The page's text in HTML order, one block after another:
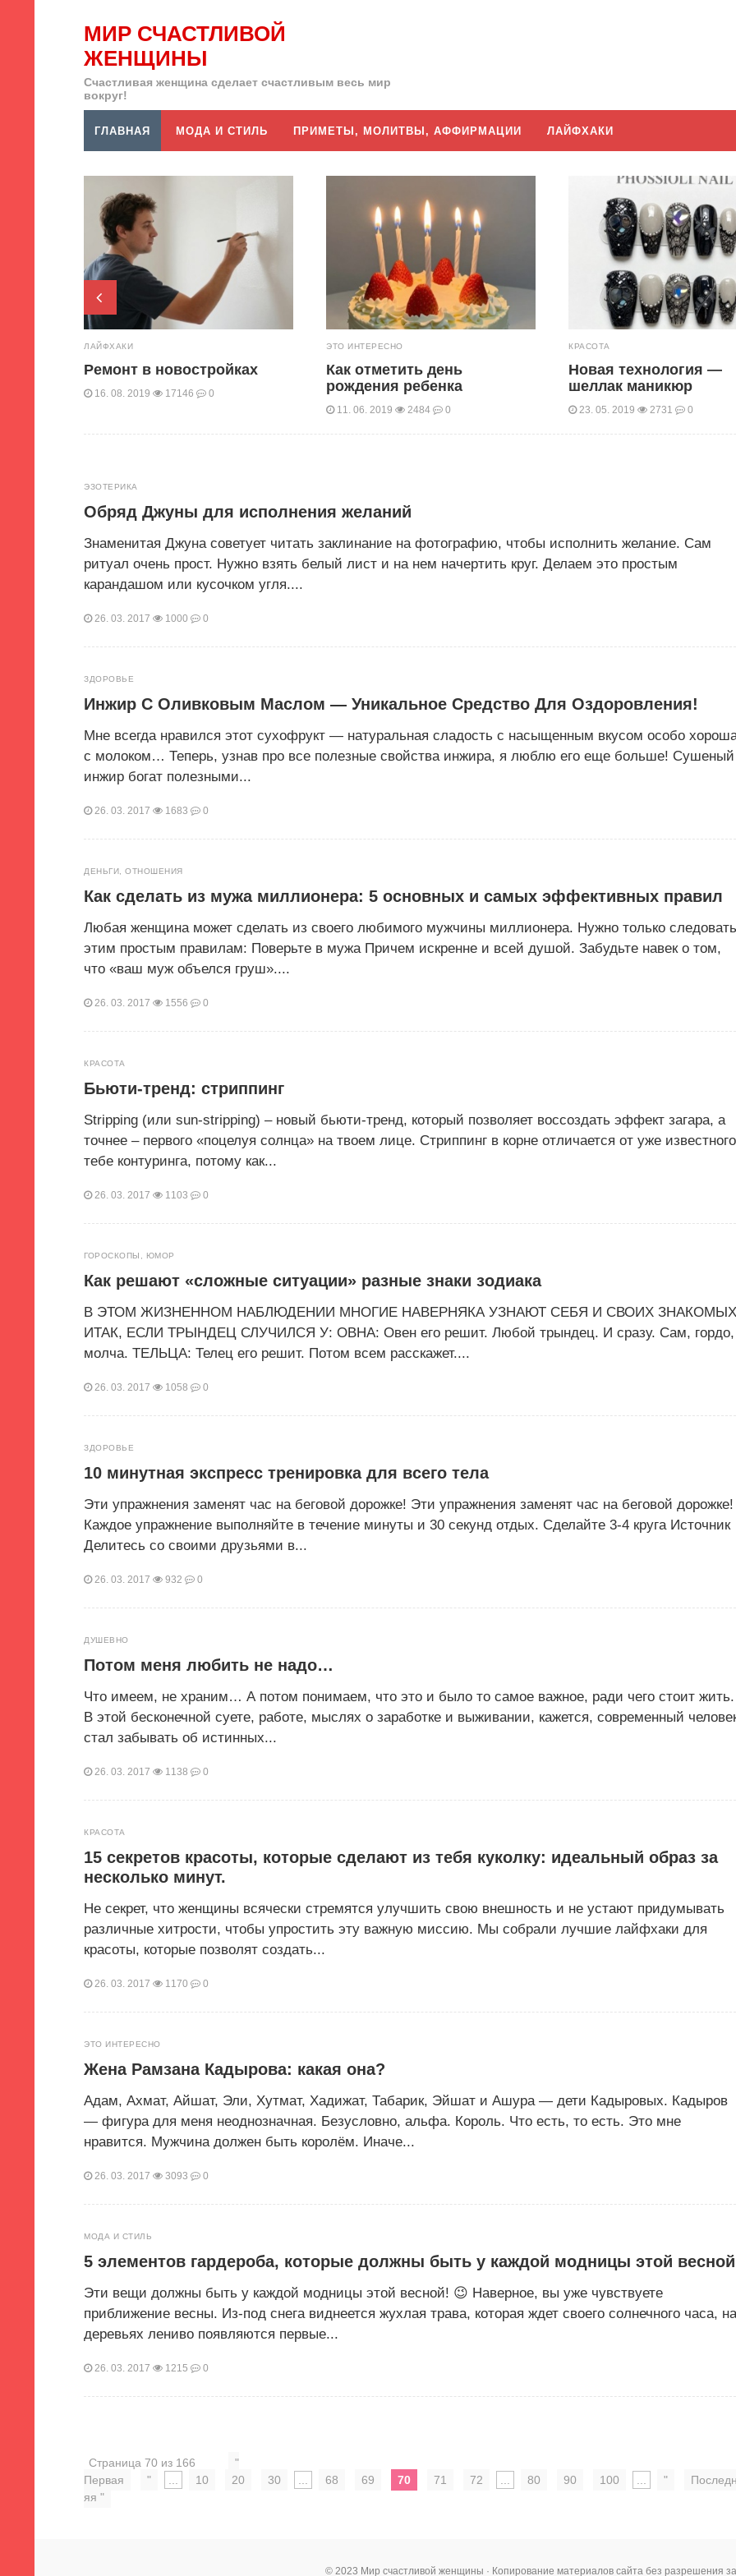
МИР СЧАСТЛИВОЙ
ЖЕНЩИНЫ
Счастливая женщина сделает счастливым весь мир
вокруг!
ГЛАВНАЯ МОДА И СТИЛЬ ПРИМЕТЫ, МОЛИТВЫ, АФФИРМАЦИИ ЛАЙФХАКИ
ЛАЙФХАКИ
Ремонт в новостройках
16. 08. 2019 17146 0
ЭТО ИНТЕРЕСНО
Как отметить день
рождения ребенка
11. 06. 2019 2484 0
КРАСОТА
Новая технология —
шеллак маникюр
23. 05. 2019 2731 0
pr
e
ЭЗОТЕРИКА
Обряд Джуны для исполнения желаний
Знаменитая Джуна советует читать заклинание на фотографию, чтобы исполнить желание. Сам
ритуал очень прост. Нужно взять белый лист и на нем начертить круг. Делаем это простым
карандашом или кусочком угля....
26. 03. 2017 1000 0
ЗДОРОВЬЕ
Инжир С Оливковым Маслом — Уникальное Средство Для Оздоровления!
Мне всегда нравился этот сухофрукт — натуральная сладость с насыщенным вкусом особо
с молоком… Теперь, узнав про все полезные свойства инжира, я люблю его еще больше! Сушеный
инжир богат полезными...
26. 03. 2017 1683 0
ДЕНЬГИ ОТНОШЕНИЯ
Как сделать из мужа миллионера: 5 основных и самых эффективных правил
Любая женщина может сделать из своего любимого мужчины миллионера. Нужно только следовать
этим простым правилам: Поверьте в мужа Причем искренне и всей душой. Забудьте навек о том,
что «ваш муж объелся груш»....
26. 03. 2017 1556 0
КРАСОТА
Бьюти-тренд: стриппинг
Stripping (или sun-stripping) – новый бьюти-тренд, который позволяет воссоздать эффект загара, а
точнее – первого «поцелуя солнца» на твоем лице. Стриппинг в корне отличается от уже известного
тебе контуринга, потому как...
26. 03. 2017 1103 0
ГОРОСКОПЫ ЮМОР
Как решают «сложные ситуации» разные знаки зодиака
В ЭТОМ ЖИЗНЕННОМ НАБЛЮДЕНИИ МНОГИЕ НАВЕРНЯКА УЗНАЮТ СЕБЯ И СВОИХ
ИТАК, ЕСЛИ ТРЫНДЕЦ СЛУЧИЛСЯ У: ОВНА: Овен его решит. Любой трындец. И сразу. Сам, гордо,
молча. ТЕЛЬЦА: Телец его решит. Потом всем расскажет....
26. 03. 2017 1058 0
ЗДОРОВЬЕ
10 минутная экспресс тренировка для всего тела
Эти упражнения заменят час на беговой дорожке! Эти упражнения заменят час на беговой дорожке!
Каждое упражнение выполняйте в течение минуты и 30 секунд отдых. Сделайте 3-4 круга Источник
Делитесь со своими друзьями в...
26. 03. 2017 932 0
ДУШЕВНО
Потом меня любить не надо…
Что имеем, не храним… А потом понимаем, что это и было то самое важное, ради чего стоит жить.
В этой бесконечной суете, работе, мыслях о заработке и выживании, кажется, современный
стал забывать об истинных...
26. 03. 2017 1138 0
КРАСОТА
15 секретов красоты, которые сделают из тебя куколку: идеальный образ за
несколько минут.
Не секрет, что женщины всячески стремятся улучшить свою внешность и не устают придумывать
различные хитрости, чтобы упростить эту важную миссию. Мы собрали лучшие лайфхаки для
красоты, которые позволят создать...
26. 03. 2017 1170 0
ЭТО ИНТЕРЕСНО
Жена Рамзана Кадырова: какая она?
Адам, Ахмат, Айшат, Эли, Хутмат, Хадижат, Табарик, Эйшат и Ашура — дети Кадыровых. Кадыров
— фигура для меня неоднозначная. Безусловно, альфа. Король. Что есть, то есть. Это мне
нравится. Мужчина должен быть королём. Иначе...
26. 03. 2017 3093 0
МОДА И СТИЛЬ
5 элементов гардероба, которые должны быть у каждой модницы этой весной
Эти вещи должны быть у каждой модницы этой весной! 😉 Наверное, вы уже чувствуете
приближение весны. Из-под снега виднеется жухлая трава, которая ждет своего солнечного часа, на
деревьях лениво появляются первые...
26. 03. 2017 1215 0
Страница 70 из 166
"
Первая
" 10 20 30 68 69 70 71 72 80 90 100 "
яя "
© 2023 Мир счастливой женщины · Копирование материалов сайта без разрешения